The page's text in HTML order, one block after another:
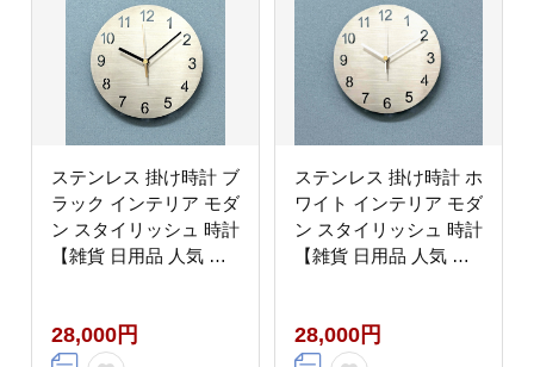
ステンレス 掛け時計 ブ
ラック インテリア モダ
ン スタイリッシュ 時計
【雑貨 日用品 人気 お
28,000円
ステンレス 掛け時計 ホ
ワイト インテリア モダ
ン スタイリッシュ 時計
【雑貨 日用品 人気 お
28,000円